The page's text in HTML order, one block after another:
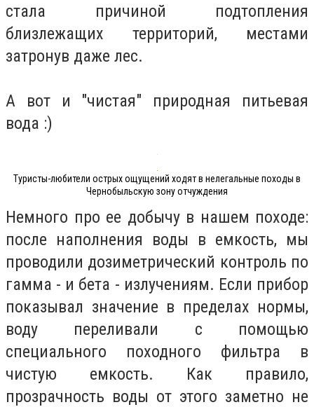
стала причиной подтопления
близлежащих территорий, местами
затронув даже лес.
А вот и "чистая" природная питьевая
вода :)
Туристы-любители острых ощущений ходят в нелегальные походы в
Чернобыльскую зону отчуждения
Немного про ее добычу в нашем походе:
после наполнения воды в емкость, мы
проводили дозиметрический контроль по
гамма - и бета - излучениям. Если прибор
показывал значение в пределах нормы,
воду переливали с помощью
специального походного фильтра в
чистую емкость. Как правило,
прозрачность воды от этого заметно не